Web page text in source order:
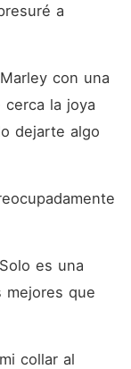
a
con una
cerca la joya
dejarte algo
es una
mejores que
collar al